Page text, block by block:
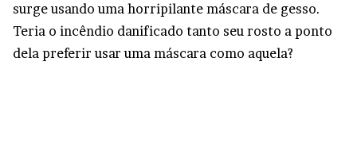
surge usando uma horripilante máscara de gesso.
Teria o incêndio danificado tanto seu rosto a ponto
dela preferir usar uma máscara como aquela?